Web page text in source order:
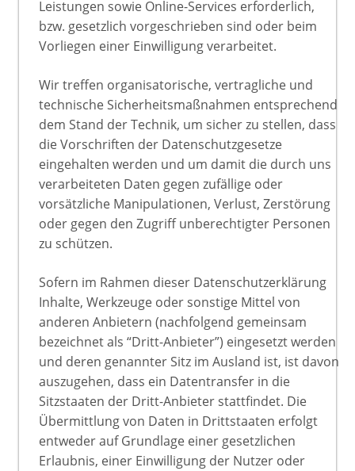
Leistungen sowie Online-Services erforderlich,
bzw. gesetzlich vorgeschrieben sind oder beim
Vorliegen einer Einwilligung verarbeitet.
Wir treffen organisatorische, vertragliche und
technische Sicherheitsmaßnahmen entsprechend
dem Stand der Technik, um sicher zu stellen, dass
die Vorschriften der Datenschutzgesetze
eingehalten werden und um damit die durch uns
verarbeiteten Daten gegen zufällige oder
vorsätzliche Manipulationen, Verlust, Zerstörung
oder gegen den Zugriff unberechtigter Personen
zu schützen.
Sofern im Rahmen dieser Datenschutzerklärung
Inhalte, Werkzeuge oder sonstige Mittel von
anderen Anbietern (nachfolgend gemeinsam
bezeichnet als “Dritt-Anbieter”) eingesetzt werden
und deren genannter Sitz im Ausland ist, ist davon
auszugehen, dass ein Datentransfer in die
Sitzstaaten der Dritt-Anbieter stattfindet. Die
Übermittlung von Daten in Drittstaaten erfolgt
entweder auf Grundlage einer gesetzlichen
Erlaubnis, einer Einwilligung der Nutzer oder